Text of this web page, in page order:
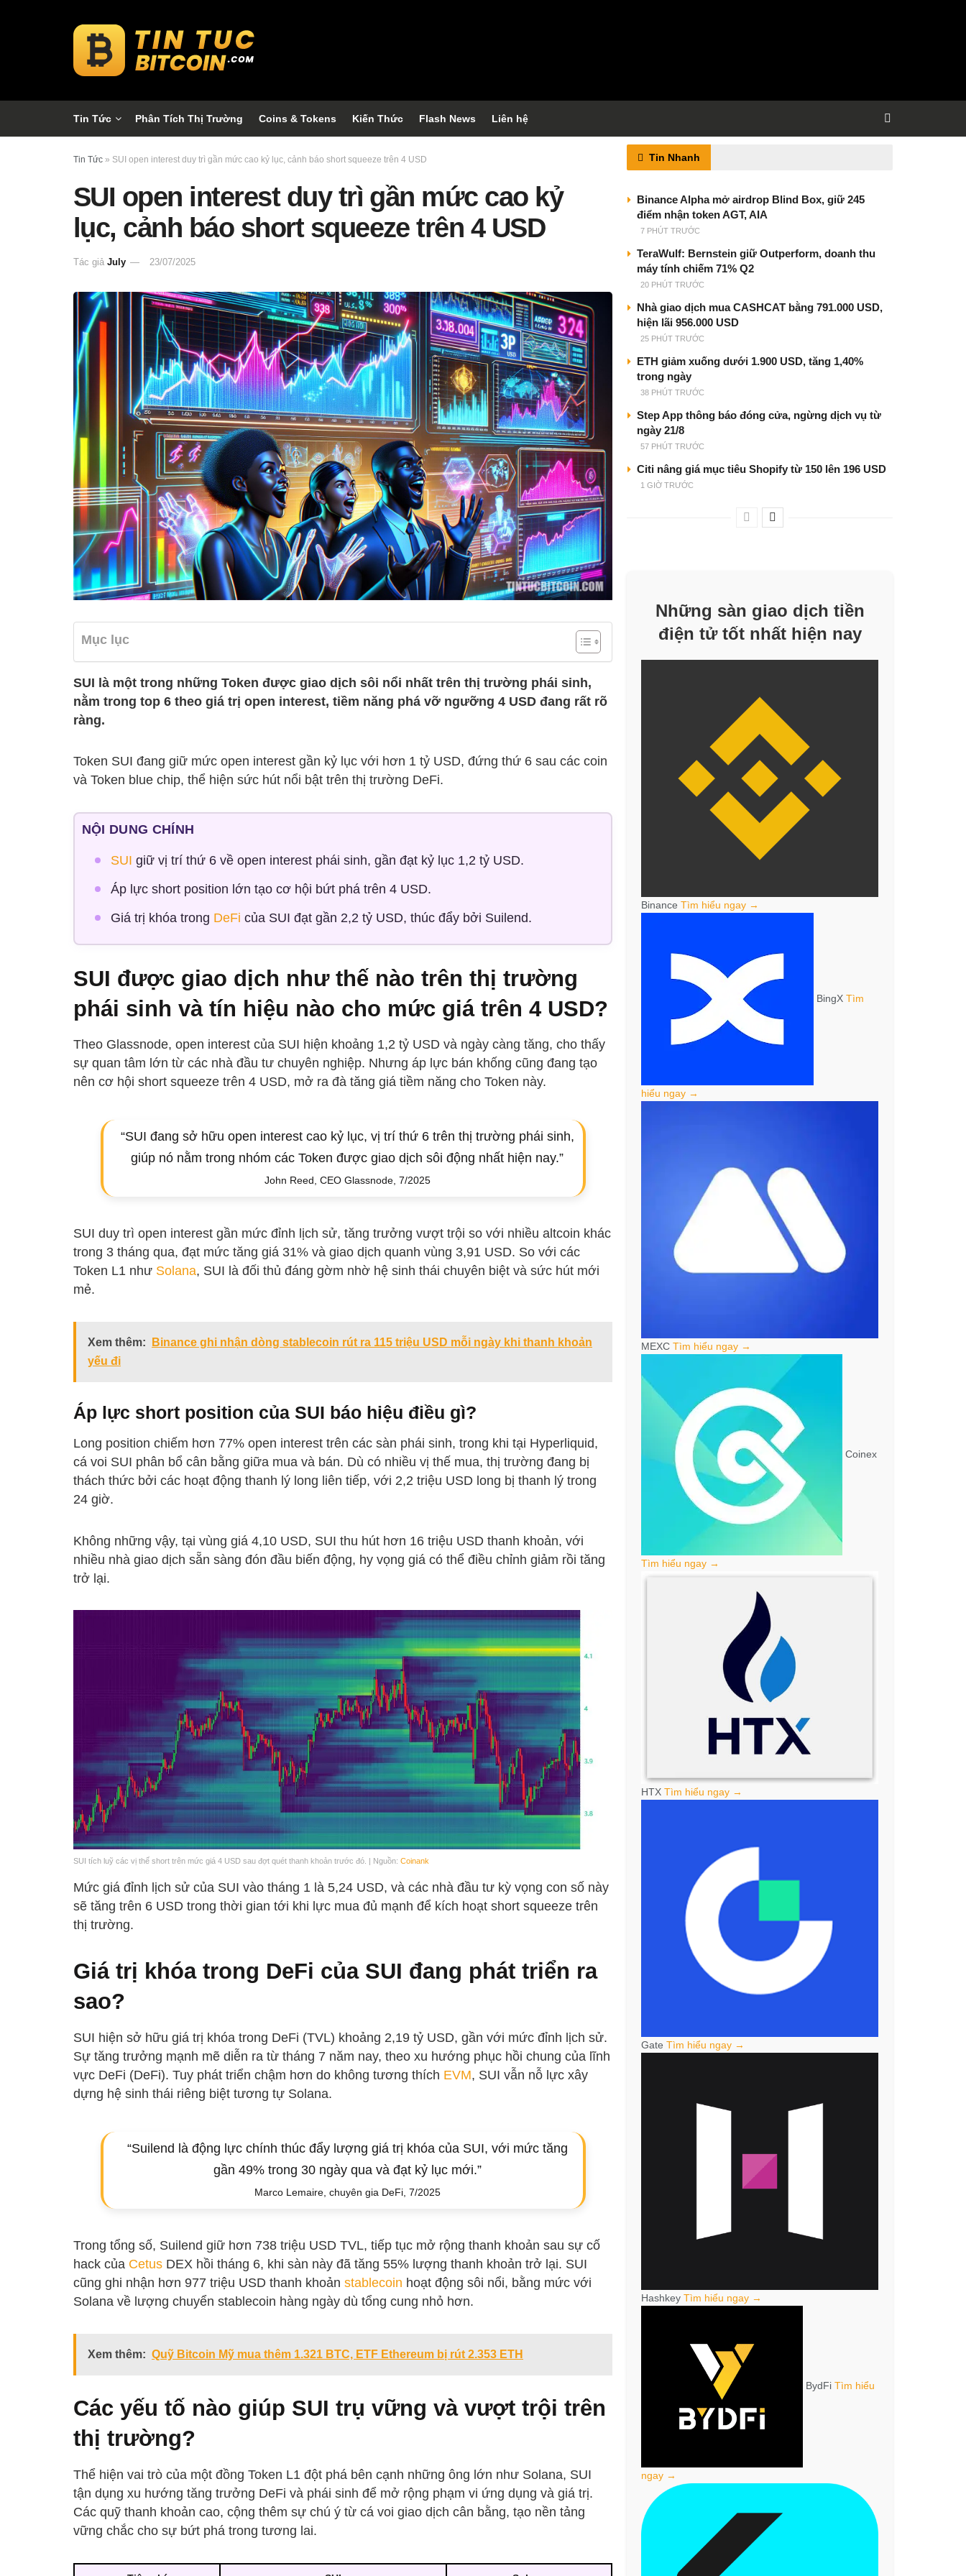
Tin Tức Phân Tích Thị Trường Coins & Tokens Kiến Thức Flash News Liên hệ
Tin Tức » SUI open interest duy trì gần mức cao kỷ lục, cảnh báo short squeeze trên 4 USD
SUI open interest duy trì gần mức cao kỷ
lục, cảnh báo short squeeze trên 4 USD
Tác giả July 23/07/2025
Mục lục
SUI là một trong những Token được giao dịch sôi nổi nhất trên thị trường phái sinh,
nằm trong top 6 theo giá trị open interest, tiềm năng phá vỡ ngưỡng 4 USD đang rất rõ
ràng.
Token SUI đang giữ mức open interest gần kỷ lục với hơn 1 tỷ USD, đứng thứ 6 sau các coin
và Token blue chip, thể hiện sức hút nổi bật trên thị trường DeFi.
NỘI DUNG CHÍNH
SUI giữ vị trí thứ 6 về open interest phái sinh, gần đạt kỷ lục 1,2 tỷ USD.
Áp lực short position lớn tạo cơ hội bứt phá trên 4 USD.
Giá trị khóa trong DeFi của SUI đạt gần 2,2 tỷ USD, thúc đẩy bởi Suilend.
SUI được giao dịch như thế nào trên thị trường
phái sinh và tín hiệu nào cho mức giá trên 4 USD?
Theo Glassnode, open interest của SUI hiện khoảng 1,2 tỷ USD và ngày càng tăng, cho thấy
sự quan tâm lớn từ các nhà đầu tư chuyên nghiệp. Nhưng áp lực bán khống cũng đang tạo
nên cơ hội short squeeze trên 4 USD, mở ra đà tăng giá tiềm năng cho Token này.
“SUI đang sở hữu open interest cao kỷ lục, vị trí thứ 6 trên thị trường phái sinh,
giúp nó nằm trong nhóm các Token được giao dịch sôi động nhất hiện nay.”
John Reed, CEO Glassnode, 7/2025
SUI duy trì open interest gần mức đỉnh lịch sử, tăng trưởng vượt trội so với nhiều altcoin khác
trong 3 tháng qua, đạt mức tăng giá 31% và giao dịch quanh vùng 3,91 USD. So với các
Token L1 như Solana, SUI là đối thủ đáng gờm nhờ hệ sinh thái chuyên biệt và sức hút mới
mẻ.
Xem thêm:
Binance ghi nhận dòng stablecoin rút ra 115 triệu USD mỗi ngày khi thanh khoản
yếu đi
Áp lực short position của SUI báo hiệu điều gì?
Long position chiếm hơn 77% open interest trên các sàn phái sinh, trong khi tại Hyperliquid,
cá voi SUI phân bổ cân bằng giữa mua và bán. Dù có nhiều vị thế mua, thị trường đang bị
thách thức bởi các hoạt động thanh lý long liên tiếp, với 2,2 triệu USD long bị thanh lý trong
24 giờ.
Không những vậy, tại vùng giá 4,10 USD, SUI thu hút hơn 16 triệu USD thanh khoản, với
nhiều nhà giao dịch sẵn sàng đón đầu biến động, hy vọng giá có thể điều chỉnh giảm rồi tăng
trở lại.
SUI tích luỹ các vị thế short trên mức giá 4 USD sau đợt quét thanh khoản trước đó. | Nguồn: Coinank
Mức giá đỉnh lịch sử của SUI vào tháng 1 là 5,24 USD, và các nhà đầu tư kỳ vọng con số này
sẽ tăng trên 6 USD trong thời gian tới khi lực mua đủ mạnh để kích hoạt short squeeze trên
thị trường.
Giá trị khóa trong DeFi của SUI đang phát triển ra
sao?
SUI hiện sở hữu giá trị khóa trong DeFi (TVL) khoảng 2,19 tỷ USD, gần với mức đỉnh lịch sử.
Sự tăng trưởng mạnh mẽ diễn ra từ tháng 7 năm nay, theo xu hướng phục hồi chung của lĩnh
vực DeFi (DeFi). Tuy phát triển chậm hơn do không tương thích EVM, SUI vẫn nỗ lực xây
dựng hệ sinh thái riêng biệt tương tự Solana.
“Suilend là động lực chính thúc đẩy lượng giá trị khóa của SUI, với mức tăng
gần 49% trong 30 ngày qua và đạt kỷ lục mới.”
Marco Lemaire, chuyên gia DeFi, 7/2025
Trong tổng số, Suilend giữ hơn 738 triệu USD TVL, tiếp tục mở rộng thanh khoản sau sự cố
hack của Cetus DEX hồi tháng 6, khi sàn này đã tăng 55% lượng thanh khoản trở lại. SUI
cũng ghi nhận hơn 977 triệu USD thanh khoản stablecoin hoạt động sôi nổi, bằng mức với
Solana về lượng chuyển stablecoin hàng ngày dù tổng cung nhỏ hơn.
Xem thêm: Quỹ Bitcoin Mỹ mua thêm 1.321 BTC, ETF Ethereum bị rút 2.353 ETH
Các yếu tố nào giúp SUI trụ vững và vượt trội trên
thị trường?
Thể hiện vai trò của một đồng Token L1 đột phá bên cạnh những ông lớn như Solana, SUI
tận dụng xu hướng tăng trưởng DeFi và phái sinh để mở rộng phạm vi ứng dụng và giá trị.
Các quỹ thanh khoản cao, cộng thêm sự chú ý từ cá voi giao dịch cân bằng, tạo nền tảng
vững chắc cho sự bứt phá trong tương lai.
Tin Nhanh
Binance Alpha mở airdrop Blind Box, giữ 245
điểm nhận token AGT, AIA
7 PHÚT TRƯỚC
TeraWulf: Bernstein giữ Outperform, doanh thu
máy tính chiếm 71% Q2
20 PHÚT TRƯỚC
Nhà giao dịch mua CASHCAT bằng 791.000 USD,
hiện lãi 956.000 USD
25 PHÚT TRƯỚC
ETH giảm xuống dưới 1.900 USD, tăng 1,40%
trong ngày
38 PHÚT TRƯỚC
Step App thông báo đóng cửa, ngừng dịch vụ từ
ngày 21/8
57 PHÚT TRƯỚC
Citi nâng giá mục tiêu Shopify từ 150 lên 196 USD
1 GIỜ TRƯỚC
Những sàn giao dịch tiền
điện tử tốt nhất hiện nay
Binance Tìm hiểu ngay →
BingX Tìm
hiểu ngay →
MEXC Tìm hiểu ngay →
Coinex
Tìm hiểu ngay →
HTX Tìm hiểu ngay →
Gate Tìm hiểu ngay →
Hashkey Tìm hiểu ngay →
BydFi Tìm hiểu
ngay →